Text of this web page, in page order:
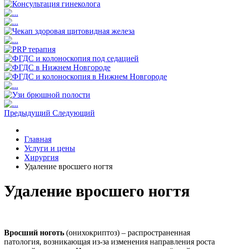
Предыдущий Следующий
Главная
Услуги и цены
Хирургия
Удаление вросшего ногтя
Удаление вросшего ногтя
Вросший ноготь (онихокриптоз) – распространенная
патология, возникающая из-за изменения направления роста